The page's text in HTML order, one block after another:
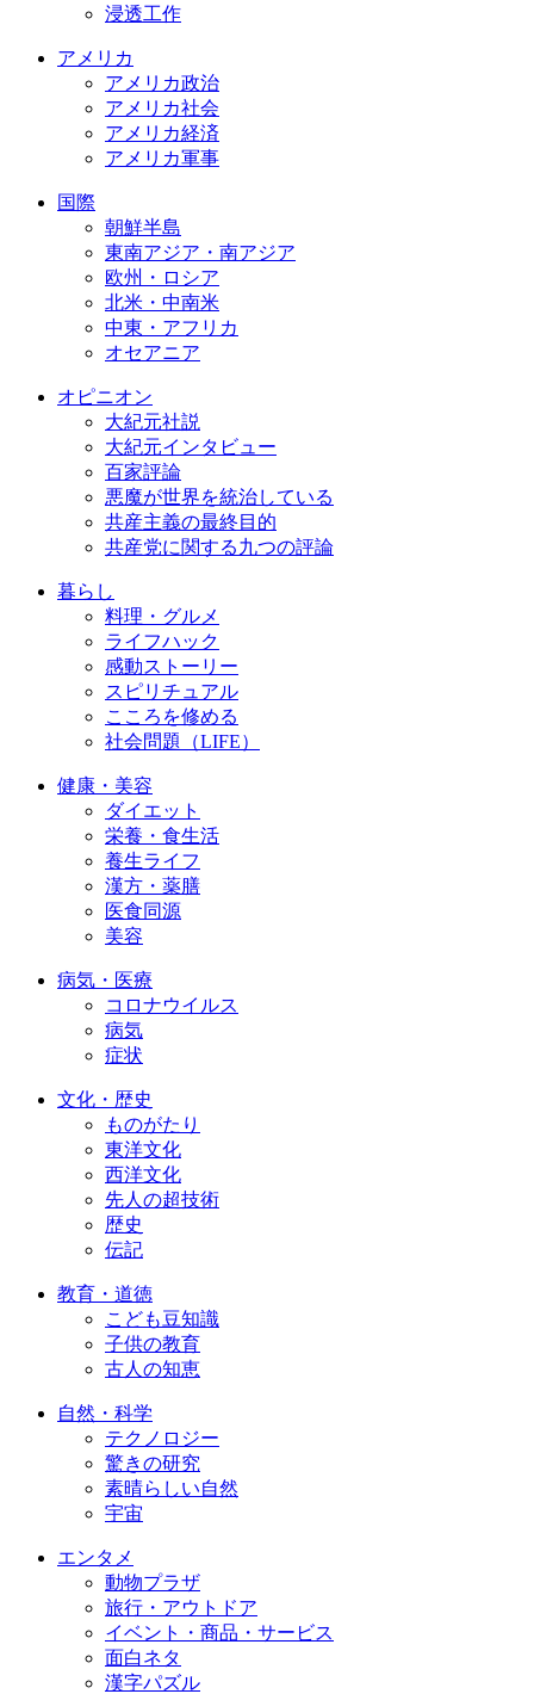
浸透工作
アメリカ
アメリカ政治
アメリカ社会
アメリカ経済
アメリカ軍事
国際
朝鮮半島
東南アジア・南アジア
欧州・ロシア
北米・中南米
中東・アフリカ
オセアニア
オピニオン
大紀元社説
大紀元インタビュー
百家評論
悪魔が世界を統治している
共産主義の最終目的
共産党に関する九つの評論
暮らし
料理・グルメ
ライフハック
感動ストーリー
スピリチュアル
こころを修める
社会問題（LIFE）
健康・美容
ダイエット
栄養・食生活
養生ライフ
漢方・薬膳
医食同源
美容
病気・医療
コロナウイルス
病気
症状
文化・歴史
ものがたり
東洋文化
西洋文化
先人の超技術
歴史
伝記
教育・道徳
こども豆知識
子供の教育
古人の知恵
自然・科学
テクノロジー
驚きの研究
素晴らしい自然
宇宙
エンタメ
動物プラザ
旅行・アウトドア
イベント・商品・サービス
面白ネタ
漢字パズル